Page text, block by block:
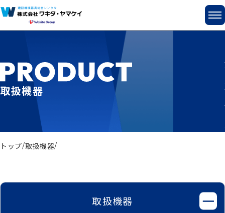
取扱機器
トップ 取扱機器
取扱機器